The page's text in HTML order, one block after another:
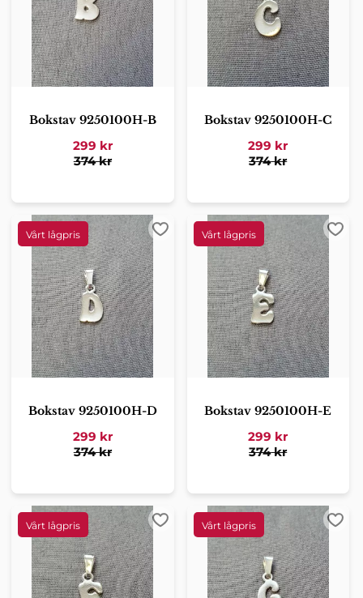
Bokstav 9250100H-B
299 kr
374kr
Bokstav 9250100H-C
299 kr
374kr
Bokstav 9250100H-D
299 kr
374kr
Lägg till i favoriter
Bokstav 9250100H-E
299 kr
374kr
Lägg till i favoriter